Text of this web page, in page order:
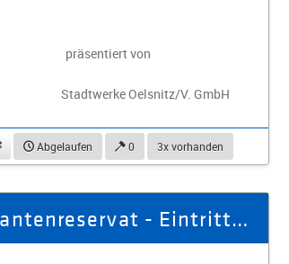
präsentiert von
Stadtwerke Oelsnitz/V. GmbH
beobachtenAbgelaufen 0 3x vorhanden
Elefantenreservat - Eintrittskarten für 2 Erwachsene und 2 Kinder